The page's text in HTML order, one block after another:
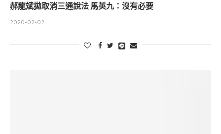
郝龍斌拋取消三通說法 馬英九：沒有必要
2020-02-02